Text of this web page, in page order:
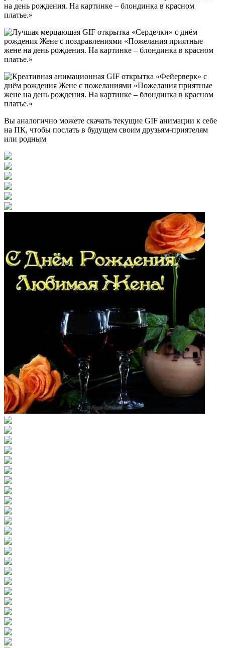
Вы аналогично можете скачать текущие GIF анимации к себе
на ПК, чтобы послать в будущем своим друзьям-приятелям
или родным